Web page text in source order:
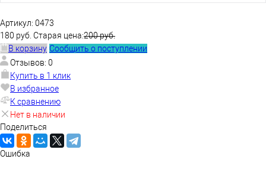
В избранное
Артикул: 0473
180 руб. Старая цена:200 руб.
В корзину Сообщить о поступлении
Отзывов: 0
Купить в 1 клик
В избранное
К сравнению
Нет в наличии
Поделиться
Ошибка